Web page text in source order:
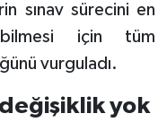
sınav sürecini en
için tüm
vurguladı.
yok